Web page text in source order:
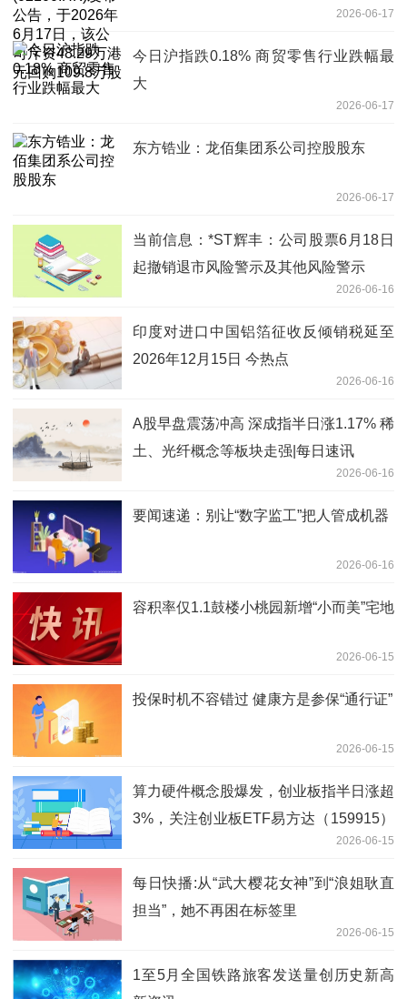
2026-06-17
今日沪指跌0.18% 商贸零售行业跌幅最
大
2026-06-17
东方锆业：龙佰集团系公司控股股东
2026-06-17
当前信息：*ST辉丰：公司股票6月18日
起撤销退市风险警示及其他风险警示
2026-06-16
印度对进口中国铝箔征收反倾销税延至
2026年12月15日 今热点
2026-06-16
A股早盘震荡冲高 深成指半日涨1.17% 稀
土、光纤概念等板块走强|每日速讯
2026-06-16
要闻速递：别让“数字监工”把人管成机器
2026-06-16
容积率仅1.1鼓楼小桃园新增“小而美”宅地
2026-06-15
投保时机不容错过 健康方是参保“通行证”
2026-06-15
算力硬件概念股爆发，创业板指半日涨超
3%，关注创业板ETF易方达（159915）
2026-06-15
每日快播:从“武大樱花女神”到“浪姐耿直
担当”，她不再困在标签里
2026-06-15
1至5月全国铁路旅客发送量创历史新高